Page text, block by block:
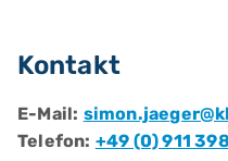
Kontakt
E-Mail:
Telefon: +49 (0) 911